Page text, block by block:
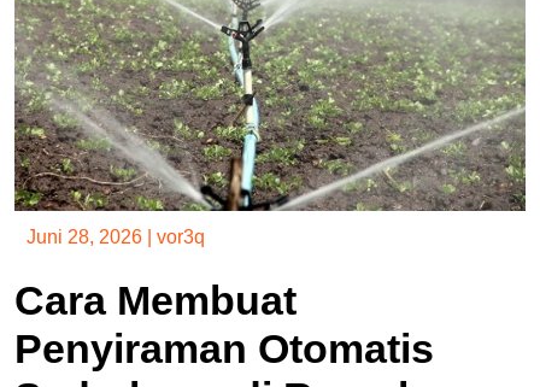
Juni 28, 2026 vor3q
Cara Membuat
Penyiraman Otomatis